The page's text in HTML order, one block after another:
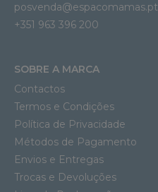
posvenda@espacomamas.pt
+351 963 396 200
SOBRE A MARCA
Contactos
Termos e Condições
Política de Privacidade
Métodos de Pagamento
Envios e Entregas
Trocas e Devoluções